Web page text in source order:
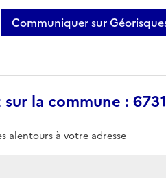
Communiquer sur
la commune :
alentours à votre adresse
votre adresse exacte